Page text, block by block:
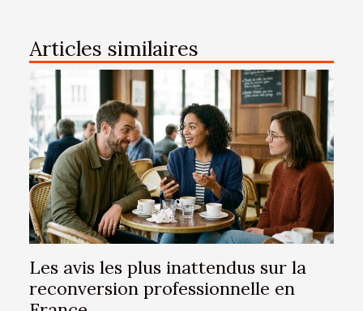
Articles similaires
Les avis les plus inattendus sur la
reconversion professionnelle en